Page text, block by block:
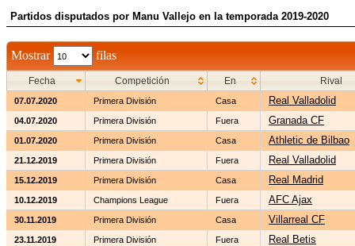
Partidos disputados por Manu Vallejo en la temporada 2019-2020
Mostrar filas
Fecha Competición En Rival
07.07.2020 Primera División Casa Real Valladolid
04.07.2020 Primera División Fuera Granada CF
01.07.2020 Primera División Casa Athletic de Bilbao
21.12.2019 Primera División Fuera Real Valladolid
15.12.2019 Primera División Casa Real Madrid
10.12.2019 Champions League Fuera AFC Ajax
30.11.2019 Primera División Casa Villarreal CF
23.11.2019 Primera División Fuera Real Betis